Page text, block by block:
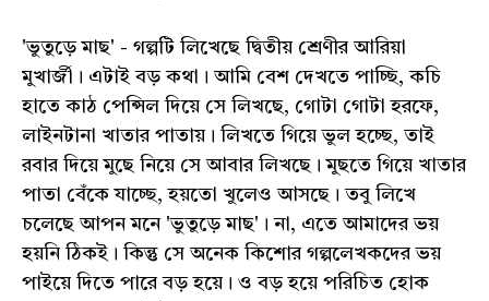
'ভুতুড়ে মাছ' - গল্পটি লিখেছে দ্বিতীয় শ্রেণীর আরিয়া
মুখার্জী। এটাই বড় কথা। আমি বেশ দেখতে পাচ্ছি, কচি
হাতে কাঠ পেন্সিল দিয়ে সে লিখছে, গোটা গোটা হরফে,
লাইনটানা খাতার পাতায়। লিখতে গিয়ে ভুল হচ্ছে, তাই
রবার দিয়ে মুছে নিয়ে সে আবার লিখছে। মুছতে গিয়ে খাতার
পাতা বেঁকে যাচ্ছে, হয়তো খুলেও আসছে। তবু লিখে
চলেছে আপন মনে 'ভুতুড়ে মাছ'। না, এতে আমাদের ভয়
হয়নি ঠিকই। কিন্তু সে অনেক কিশোর গল্পলেখকদের ভয়
পাইয়ে দিতে পারে বড় হয়ে। ও বড় হয়ে পরিচিত হোক